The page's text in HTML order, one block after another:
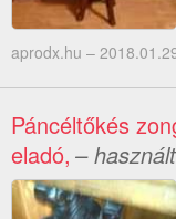
aprodx.hu –
Páncéltőkés
eladó, – használt